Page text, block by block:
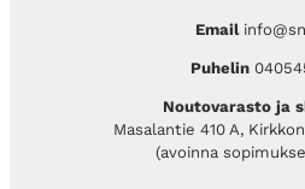
Email
Puhelin
Noutovarasto ja
Masalantie 410 A,
(avoinna